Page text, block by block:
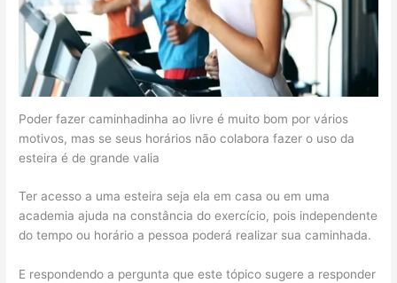
Poder fazer caminhadinha ao livre é muito bom por vários
motivos, mas se seus horários não colabora fazer o uso da
esteira é de grande valia
Ter acesso a uma esteira seja ela em casa ou em uma
academia ajuda na constância do exercício, pois independente
do tempo ou horário a pessoa poderá realizar sua caminhada.
E respondendo a pergunta que este tópico sugere a responder